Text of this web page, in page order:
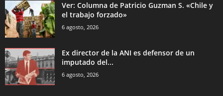
Ver: Columna de Patricio Guzman S. «Chile y
el trabajo forzado»
6 agosto, 2026
Ex director de la ANI es defensor de un
imputado del...
6 agosto, 2026